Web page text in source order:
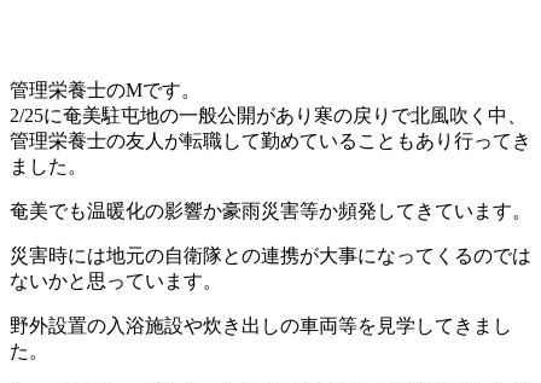
管理栄養士のMです。
2/25に奄美駐屯地の一般公開があり寒の戻りで北風吹く中、
管理栄養士の友人が転職して勤めていることもあり行ってき
ました。
奄美でも温暖化の影響か豪雨災害等か頻発してきています。
災害時には地元の自衛隊との連携が大事になってくるのでは
ないかと思っています。
野外設置の入浴施設や炊き出しの車両等を見学してきまし
た。